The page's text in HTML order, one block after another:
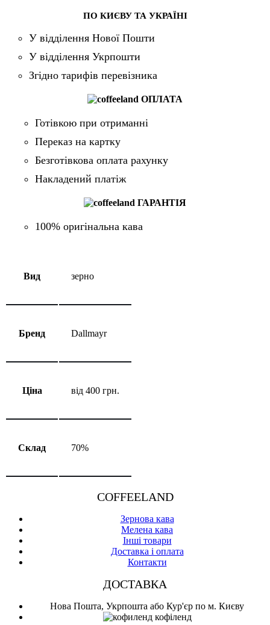
ПО КИЄВУ ТА УКРАЇНІ
У відділення Нової Пошти
У відділення Укрпошти
Згідно тарифів перевізника
ОПЛАТА
Готівкою при отриманні
Переказ на картку
Безготівкова оплата рахунку
Накладений платіж
ГАРАНТІЯ
100% оригінальна кава
Вид зерно
Бренд Dallmayr
Ціна від 400 грн.
Склад 70%
COFFEELAND
Зернова кава
Мелена кава
Інші товари
Доставка і оплата
Контакти
ДОСТАВКА
Нова Пошта, Укрпошта або Кур'єр по м. Києву